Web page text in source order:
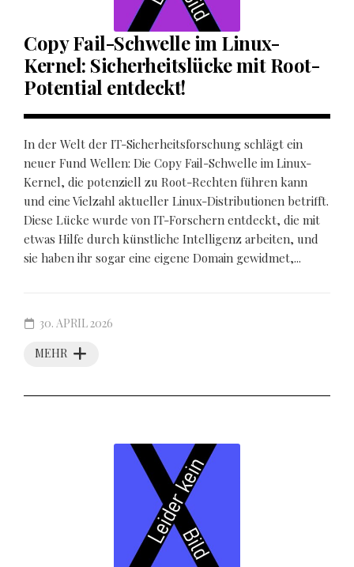
Copy Fail-Schwelle im Linux-
Kernel: Sicherheitslücke mit Root-
Potential entdeckt!
In der Welt der IT-Sicherheitsforschung schlägt ein
neuer Fund Wellen: Die Copy Fail-Schwelle im Linux-
Kernel, die potenziell zu Root-Rechten führen kann
und eine Vielzahl aktueller Linux-Distributionen betrifft.
Diese Lücke wurde von IT-Forschern entdeckt, die mit
etwas Hilfe durch künstliche Intelligenz arbeiten, und
sie haben ihr sogar eine eigene Domain gewidmet,...
MEHR
30. APRIL 2026